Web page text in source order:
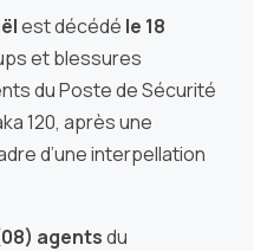
est décédé le 18
et blessures
du Poste de Sécurité
120, après une
d’une interpellation
agentsdu